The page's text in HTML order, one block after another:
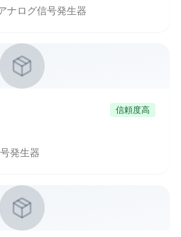
ナログ信号発生器
信頼度高
発生器